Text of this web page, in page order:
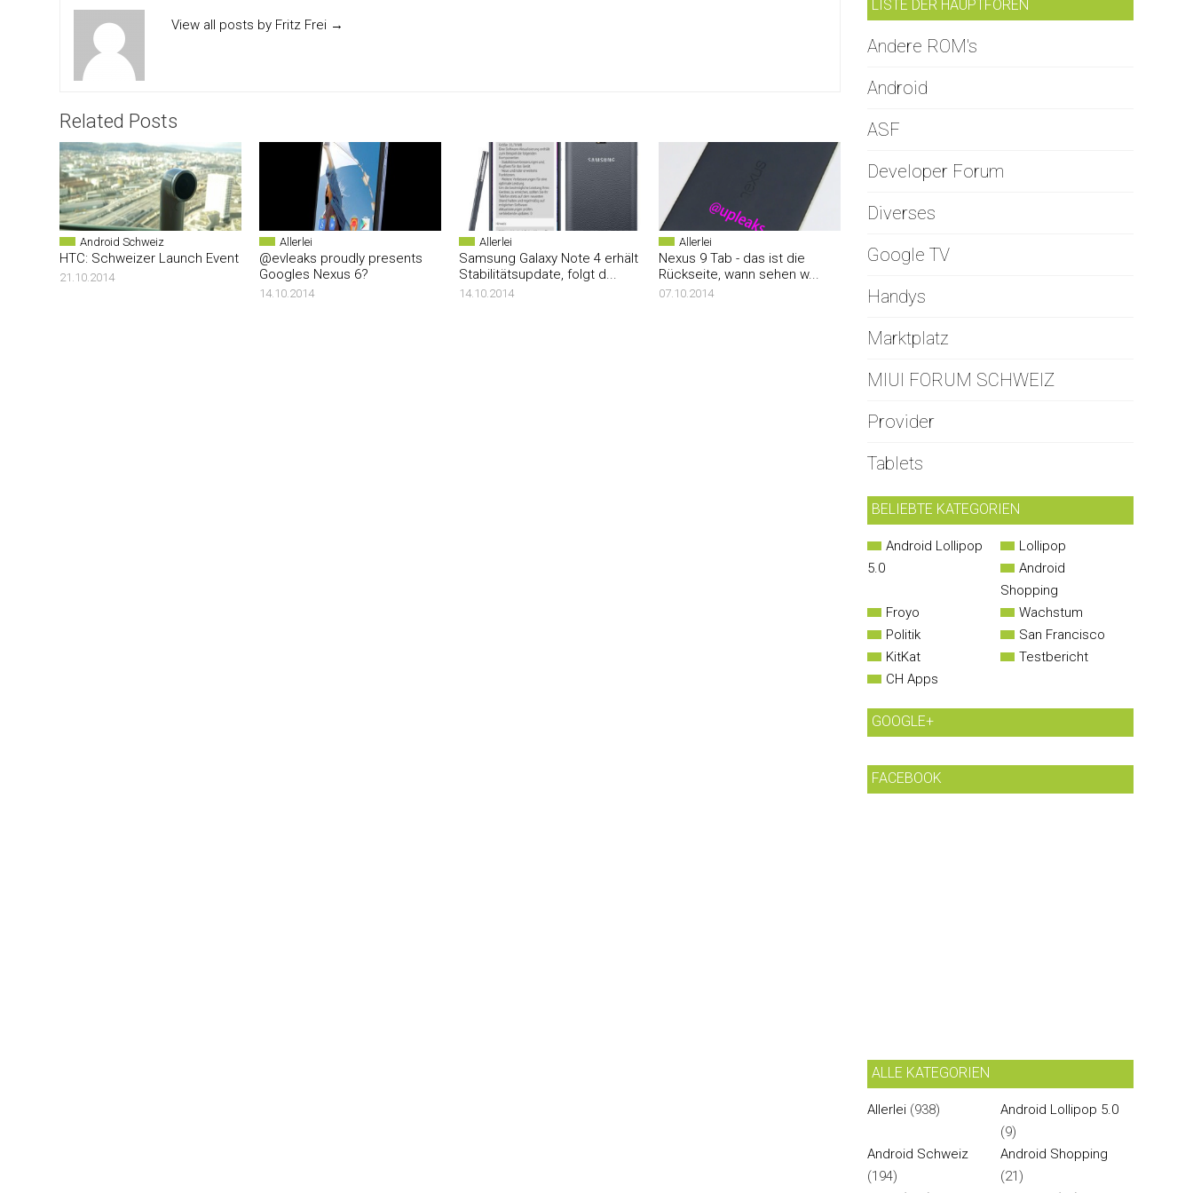
View all posts by Fritz Frei →
Related Posts
Android Schweiz
HTC: Schweizer Launch Event
21.10.2014
Allerlei
@evleaks proudly presents
Googles Nexus 6?
14.10.2014
Allerlei
Samsung Galaxy Note 4 erhält
Stabilitätsupdate, folgt d...
14.10.2014
Allerlei
Nexus 9 Tab - das ist die
Rückseite, wann sehen w...
07.10.2014
LISTE DER HAUPTFOREN
Andere ROM's
Android
ASF
Developer Forum
Diverses
Google TV
Handys
Marktplatz
MIUI FORUM SCHWEIZ
Provider
Tablets
BELIEBTE KATEGORIEN
Android Lollipop
5.0
Lollipop
Android
Shopping
Froyo
Wachstum
Politik
San Francisco
KitKat
Testbericht
CH Apps
GOOGLE+
FACEBOOK
ALLE KATEGORIEN
Allerlei (938)
Android Lollipop 5.0
(9)
Android Schweiz
(194)
Android Shopping
(21)